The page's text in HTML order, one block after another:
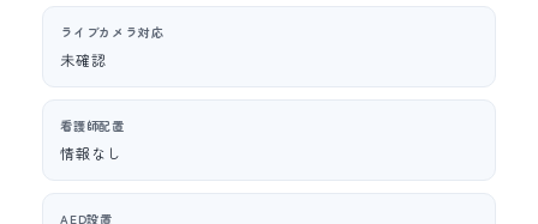
ライブカメラ対応
未確認
看護師配置
情報なし
AED設置